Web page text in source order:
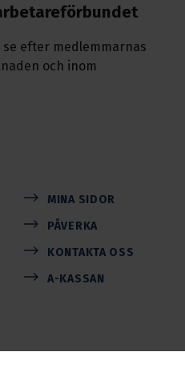
efter medlemmarnas
och inom
MINA SIDOR
PÅVERKA
KONTAKTA OSS
A-KASSAN